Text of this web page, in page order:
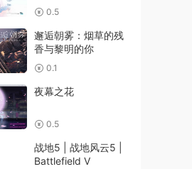
0.5
邂逅朝雾：烟草的残
香与黎明的你
0.1
夜幕之花
0.5
战地5 | 战地风云5 |
Battlefield V